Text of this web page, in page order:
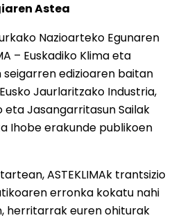
Astea
Nazioarteko Egunaren
– Euskadiko Klima eta
edizioaren baitan
Jaurlaritzako Industria,
eta Jasangarritasun Sailak
Ihobe erakunde publikoen
ASTEKLIMAk trantsizio
erronka kokatu nahi
herritarrak euren ohiturak